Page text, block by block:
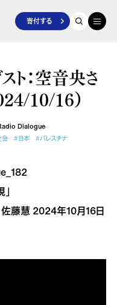
寄付する
：空音央さ
10/16）
Dialogue
会 #日本 #パレスチナ
佐藤慧 2024年10月16日